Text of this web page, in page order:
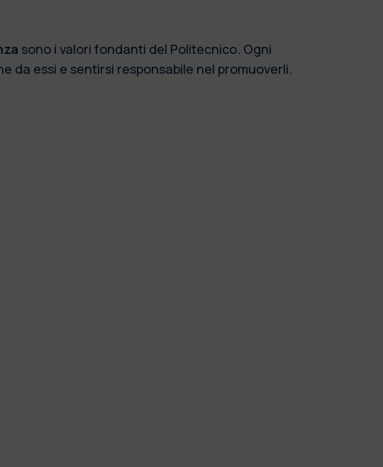
sono i valori fondanti del Politecnico. Ogni
da essi e sentirsi responsabile nel promuoverli.